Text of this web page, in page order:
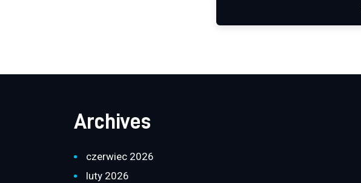
Archives
czerwiec 2026
luty 2026